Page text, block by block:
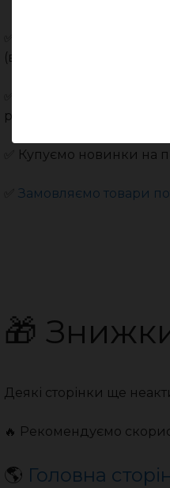
✅ Замовляємо товари
(в окремих випадках)
розпродажу, якщо не
✅ Купуємо новинки на
Замовляємо товари
🎁
Деякі сторінки ще
🔥 Рекомендуємо
🌎 Головна